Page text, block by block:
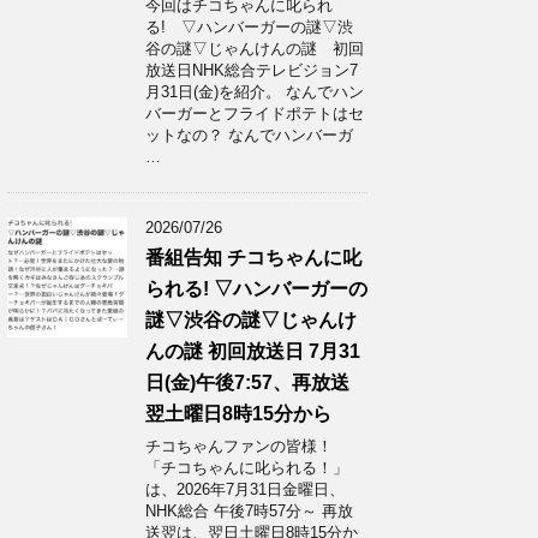
今回はチコちゃんに叱られ
る! ▽ハンバーガーの謎▽渋
谷の謎▽じゃんけんの謎 初回
放送日NHK総合テレビジョン7
月31日(金)を紹介。 なんでハン
バーガーとフライドポテトはセ
ットなの？ なんでハンバーガ
…
2026/07/26
番組告知 チコちゃんに叱
られる! ▽ハンバーガーの
謎▽渋谷の謎▽じゃんけ
んの謎 初回放送日 7月31
日(金)午後7:57、再放送
翌土曜日8時15分から
チコちゃんファンの皆様！
「チコちゃんに叱られる！」​
は、2026年7月31日金曜日、
NHK総合 午後7時57分～ 再放
送翌は、翌日土曜日8時15分か